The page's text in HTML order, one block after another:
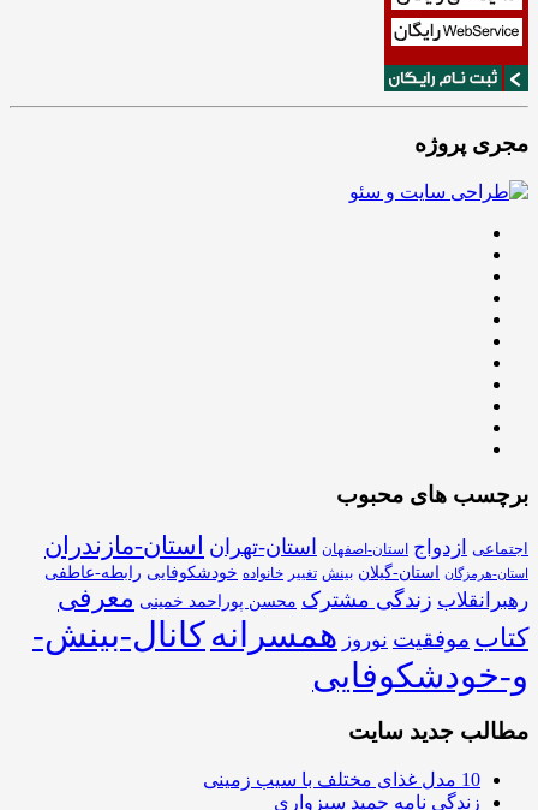
مجری پروژه
برچسب های محبوب
اجتماعی ازدواج استان-اصفهان استان-تهران استان-مازندران
استان-هرمزگان استان-گیلان بینش تغییر خانواده خودشکوفایی رابطه-عاطفی
رهبرانقلاب زندگی مشترک محسن پوراحمد خمینی معرفی
کتاب موفقیت نوروز همسرانهکانال-بینش-
و-خودشکوفایی
مطالب جدید سایت
10 مدل غذای مختلف با سیب زمینی
زندگی نامه حمید سبزواری